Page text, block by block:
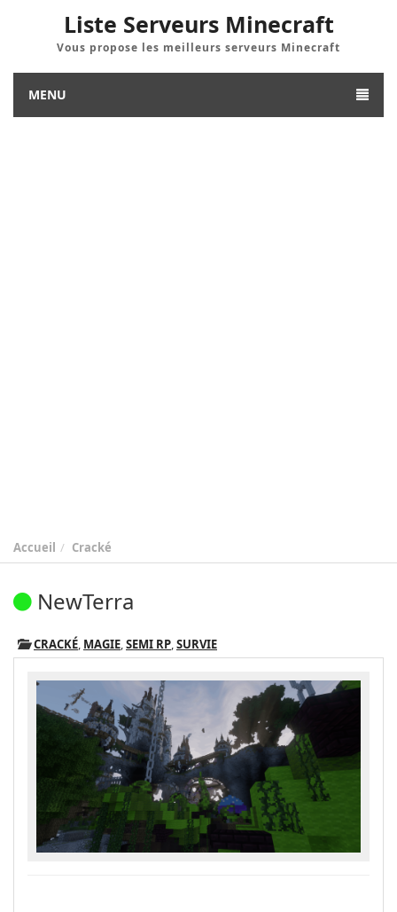
Liste Serveurs Minecraft
Vous propose les meilleurs serveurs Minecraft
MENU
Accueil Cracké
NewTerra
CRACKÉ, MAGIE,SEMI RP,SURVIE